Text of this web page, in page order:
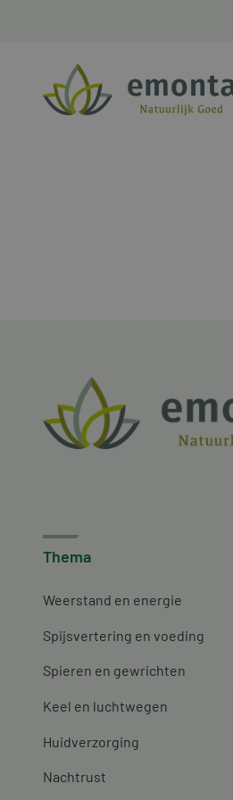
Thema
Weerstand en energie
Spijsvertering en voeding
Spieren en gewrichten
Keel en luchtwegen
Huidverzorging
Nachtrust